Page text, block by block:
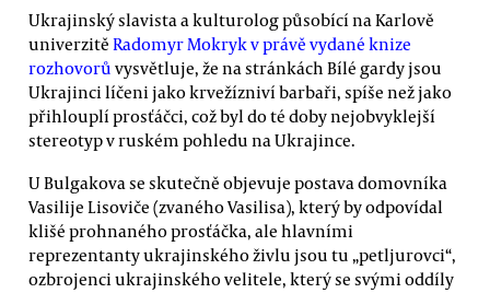
Ukrajinský slavista a kulturolog působící na Karlově
univerzitě Radomyr Mokryk v právě vydané knize
rozhovorů vysvětluje, že na stránkách Bílé gardy jsou
Ukrajinci líčeni jako krvežízniví barbaři, spíše než jako
přihlouplí prosťáčci, což byl do té doby nejobvyklejší
stereotyp v ruském pohledu na Ukrajince.
U Bulgakova se skutečně objevuje postava domovníka
Vasilije Lisoviče (zvaného Vasilisa), který by odpovídal
klišé prohnaného prosťáčka, ale hlavními
reprezentanty ukrajinského živlu jsou tu „petljurovci“,
ozbrojenci ukrajinského velitele, který se svými oddíly